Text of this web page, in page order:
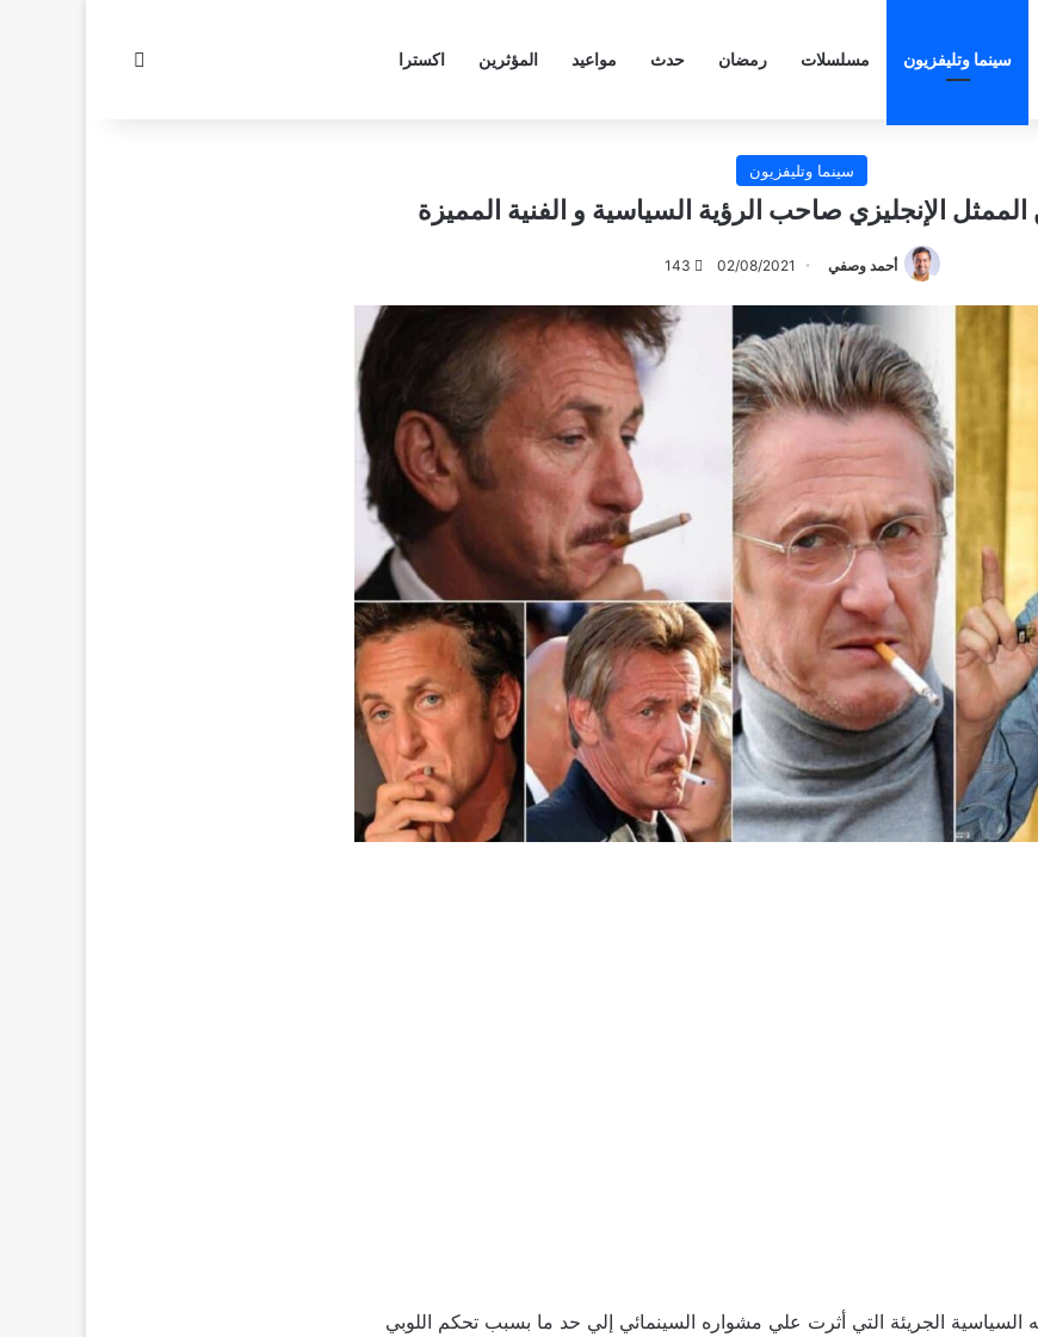
سينما وتليفزيون مسلسلات رمضان حدث مواعيد المؤثرين اكسترا
سينما وتليفزيون
الإنجليزي صاحب الرؤية السياسية و الفنية المميزة
أحمد وصفي 02/08/2021
143
السياسية الجريئة التي أثرت علي مشواره السينمائي إلي حد ما بسبب تحكم اللوبي